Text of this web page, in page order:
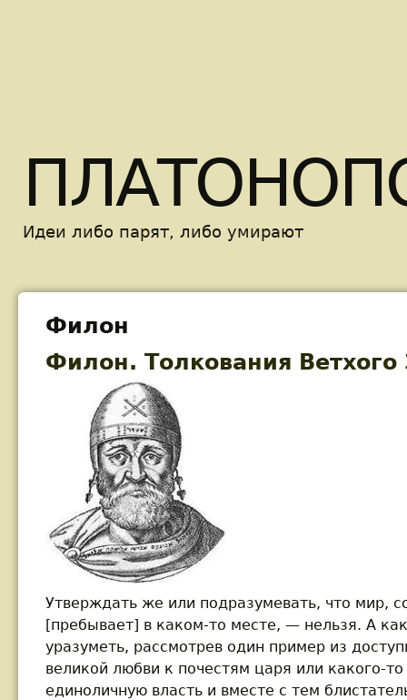
Идеи либо парят, либо умирают
Филон
Филон. Толкования Ветхого
Утверждать же или подразумевать, что мир,
[пребывает] в каком-то месте, — нельзя. А
уразуметь, рассмотрев один пример из
великой любви к почестям царя или какого-
единоличную власть и вместе с тем